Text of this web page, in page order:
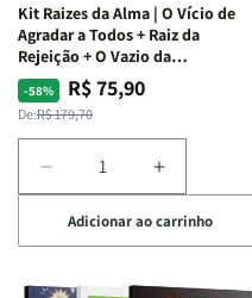
Kit Raizes da Alma | O Vício de
Agradar a Todos + Raiz da
Rejeição + O Vazio da
Insatisfação.
-58%
Preço
normal
De:R$ 179,70
Preço
promocional
R$ 75,90
Diminuir
a
quantidade
de
Aumentar
a
quantidade
de
Adicionar ao carrinho